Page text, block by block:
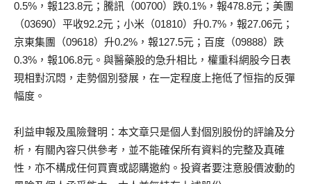
0.5%，報123.8元；騰訊（00700）跌0.1%，報478.8元；美團
（03690）平收92.2元；小米（01810）升0.7%，報27.06元；
京東集團（09618）升0.2%，報127.5元；百度（09888）跌
0.3%，報106.8元。與醫藥股的急升相比，權重科網股今日表
現相對沉悶，走勢個別發展，在一定程度上拖低了恒指的反彈
幅度。
利益申報及風險聲明：本文章只是個人對個別股份的評論及分
析，有關內容只供參考，並不能確保所有資料的完整及真確
性，亦不構成任何買賣或認購邀約。投資者要注意股價波動的